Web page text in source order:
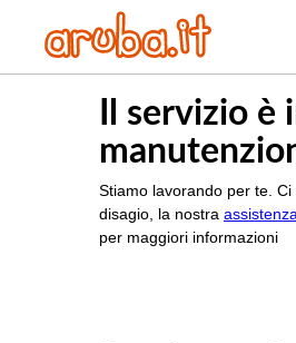
Il servizio è
Stiamo lavorando per te.
disagio, la nostra assistenza
per maggiori informazioni